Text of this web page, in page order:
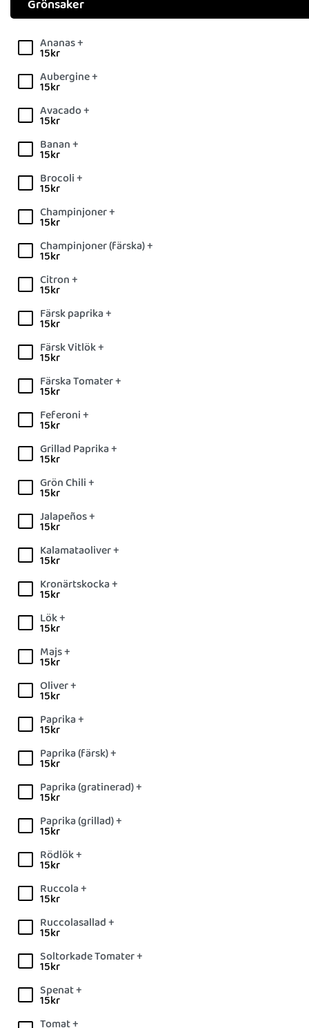
Grönsaker
Ananas +
15kr
Aubergine +
15kr
Avacado +
15kr
Banan +
15kr
Brocoli +
15kr
Champinjoner +
15kr
Champinjoner (färska) +
15kr
Citron +
15kr
Färsk paprika +
15kr
Färsk Vitlök +
15kr
Färska Tomater +
15kr
Feferoni +
15kr
Grillad Paprika +
15kr
Grön Chili +
15kr
Jalapeños +
15kr
Kalamataoliver +
15kr
Kronärtskocka +
15kr
Lök +
15kr
Majs +
15kr
Oliver +
15kr
Paprika +
15kr
Paprika (färsk) +
15kr
Paprika (gratinerad) +
15kr
Paprika (grillad) +
15kr
Rödlök +
15kr
Ruccola +
15kr
Ruccolasallad +
15kr
Soltorkade Tomater +
15kr
Spenat +
15kr
Tomat +